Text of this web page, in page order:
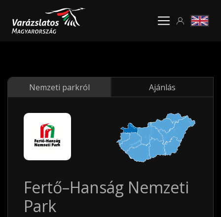
Nemzeti parkról Ajánlás
Fertő–Hanság Nemzeti
Park